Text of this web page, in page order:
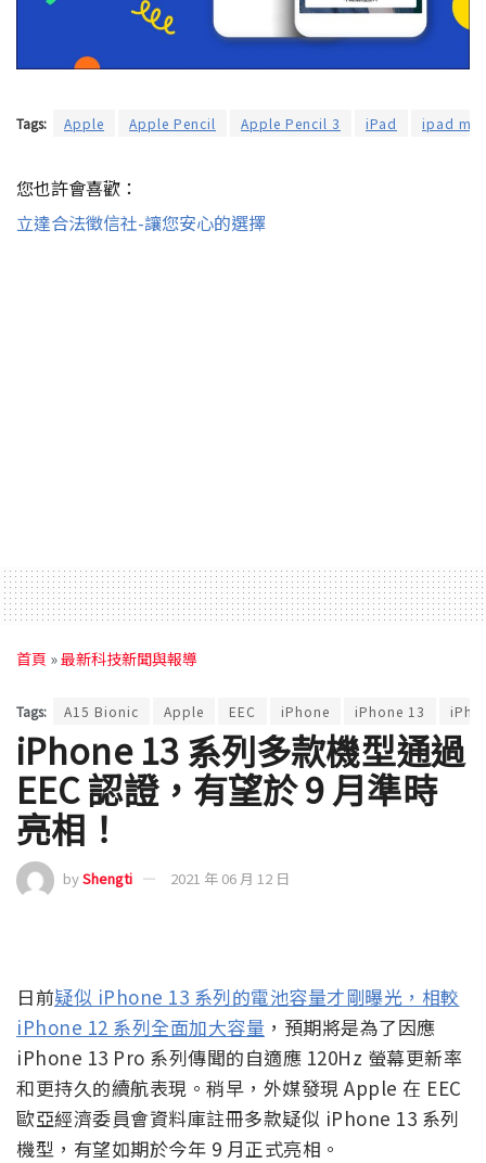
Tags: Apple Apple Pencil Apple Pencil 3 iPad ipad
您也許會喜歡：
立達合法徵信社-讓您安心的選擇
首頁 »最新科技新聞與報導
Tags: A15 Bionic Apple EEC iPhone iPhone 13
iPhone 13 系列多款機型通過
EEC 認證，有望於 9 月準時
亮相！
byShengti 2021 年 06 月 12 日
日前疑似 iPhone 13 系列的電池容量才剛曝光，相較
iPhone 12 系列全面加大容量 ，預期將是為了因應
iPhone 13 Pro 系列傳聞的自適應 120Hz 螢幕更新率
和更持久的續航表現。稍早，外媒發現 Apple 在 EEC
歐亞經濟委員會資料庫註冊多款疑似 iPhone 13 系列
機型，有望如期於今年 9 月正式亮相。